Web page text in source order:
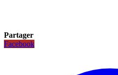
Partager
Facebook